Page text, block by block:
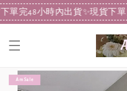
單完48小時內出貨✨現貨下單
Am Sale